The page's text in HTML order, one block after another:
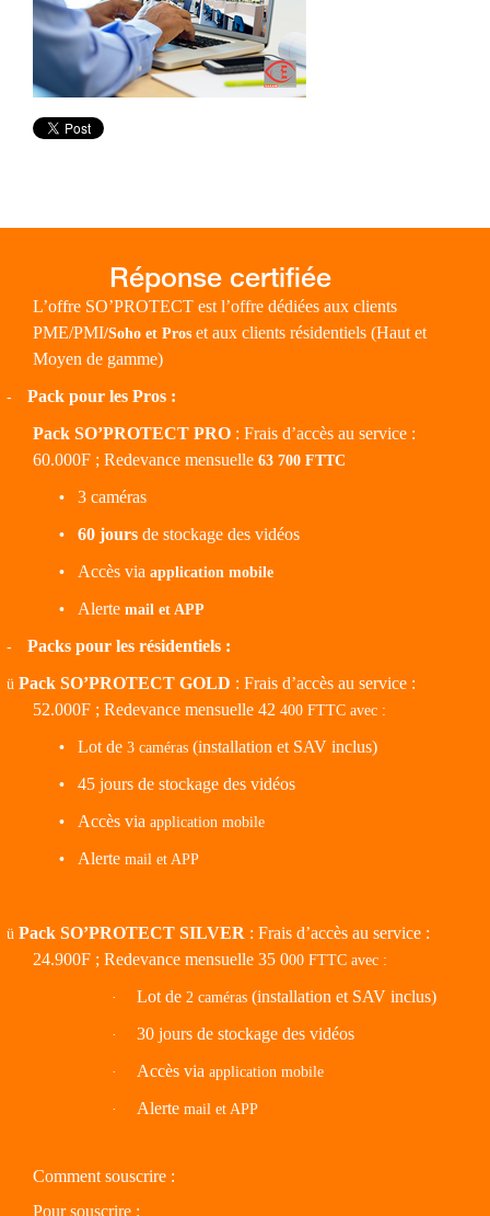
L’offre SO’PROTECT est l’offre dédiées aux clients
PME/PMI/Soho et Pros et aux clients résidentiels (Haut et
Moyen de gamme)
-
Pack pour les Pros :
Pack SO’PROTECT PRO : Frais d’accès au service :
60.000F ; Redevance mensuelle 63 700 FTTC
• 3 caméras
• 60 jours de stockage des vidéos
• Accès via application mobile
• Alerte mail et APP
- Packs pour les résidentiels :
ü Pack SO’PROTECT GOLD : Frais d’accès au service :
52.000F ; Redevance mensuelle 42 400 FTTC avec :
• Lot de 3 caméras (installation et SAV inclus)
• 45 jours de stockage des vidéos
• Accès via application mobile
• Alerte mail et APP
ü Pack SO’PROTECT SILVER : Frais d’accès au service :
24.900F ; Redevance mensuelle 35 000 FTTC avec :
· Lot de 2 caméras (installation et SAV inclus)
· 30 jours de stockage des vidéos
· Accès via application mobile
· Alerte mail et APP
Comment souscrire :
Pour souscrire :